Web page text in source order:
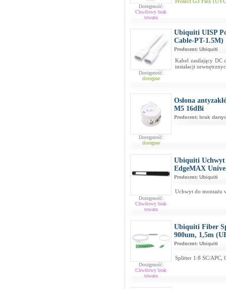
Dostępność:
Chwilowy brak
towaru
Dostępność:
dostępne
Ubiquiti UISP
Cable-PT-1.5M)
Producent: Ubiquiti
Kabel zasilający DC
instalacji
Dostępność:
dostępne
Osłona
M5 16dBi
Producent: brak
Dostępność:
Chwilowy brak
towaru
Ubiquiti Uchwyt
EdgeMAX
Producent: Ubiquiti
Uchwyt do montażu
Dostępność:
Chwilowy brak
towaru
Ubiquiti Fiber
900um, 1,5m
Producent: Ubiquiti
Splitter 1:8 SC/APC,